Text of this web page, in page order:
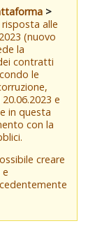
>
alle
(nuovo
la
contratti
le
e
in questa
con la
creare